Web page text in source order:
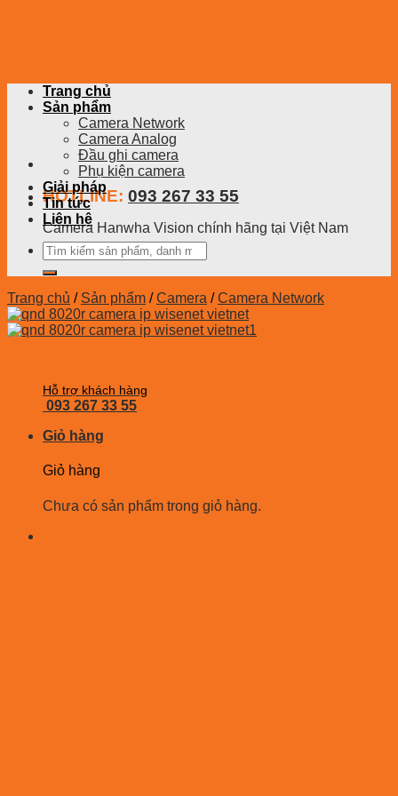
HOTLINE: 093 267 33 55
Camera Hanwha Vision chính hãng tại Việt Nam
Hỗ trợ khách hàng
093 267 33 55
Giỏ hàng
Giỏ hàng
Chưa có sản phẩm trong giỏ hàng.
Trang chủ
Sản phẩm
Camera Network
Camera Analog
Đầu ghi camera
Phụ kiện camera
Giải pháp
Tin tức
Liên hệ
Tìm
kiếm:
Trang chủ / Sản phẩm / Camera / Camera Network